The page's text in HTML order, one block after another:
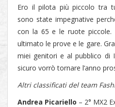
Ero il pilota più piccolo tra
sono state impegnative
con la 65 e le ruote
ultimato le prove e le gare.
miei genitori e al pubblico di
sicuro vorrò tornare l’anno
Altri classificati del team
Andrea Picariello – 2° MX2